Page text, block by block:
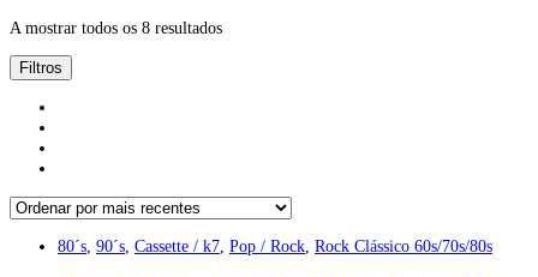
A mostrar todos os 8 resultados
Filtros
80´s 90´s Cassette / k7 Pop / Rock Rock Clássico 60s/70s/80s